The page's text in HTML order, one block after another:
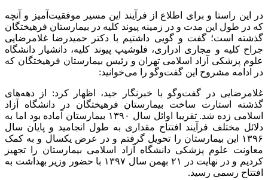
در این راستا و برای اطلاع از فرآیند این مسیر موفقیت‌آمیز و آنچه
که در طول این مدت و در زمینه پیوند کلیه در بیمارستان فرهیختگان
گذشته است؛ گفت و گویی داشتیم با دکتر حمیدرضا غلامرضایی
جراح کلیه و مجاری ادراری، فلوشیپ پیوند کلیه، دانشیار دانشگاه
علوم پزشکی آزاد اسلامی تهران و رئیس بیمارستان فرهیختگان که
در ادامه مشروح این گفت‌وگو را می‌خوانید:
غلامرضایی در گفت‌وگو با خبرنگار جید، اظهار کرد: از دهه‌های
گذشته استارت ساخت بیمارستان فرهیختگان در دانشگاه آزاد
اسلامی زده شد. تقریبا اوائل سال ۱۳۹۰ بیمارستان آماده بود اما به
دلائل مختلف فرآیند افتتاح مقداری به طول انجامید و پایان سال
۱۳۹۶ این بیمارستان را تحویل گرفتم و در عرض یکسال و به کمک
معاونت علوم پزشکی دانشگاه آزاد اسلامی بیمارستان را تجهیز
کردیم و در نهایت در ۲۱ بهمن سال ۱۳۹۷ با حضور وزیر بهداشت به
افتتاح رسمی رسید.